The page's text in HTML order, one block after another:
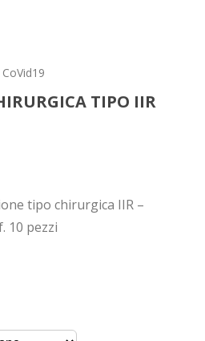
TIPO IIR
tipo chirurgica IIR –
10 pezzi